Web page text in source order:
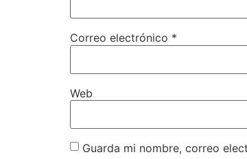
Correo electrónico *
Web
Guarda mi nombre, correo